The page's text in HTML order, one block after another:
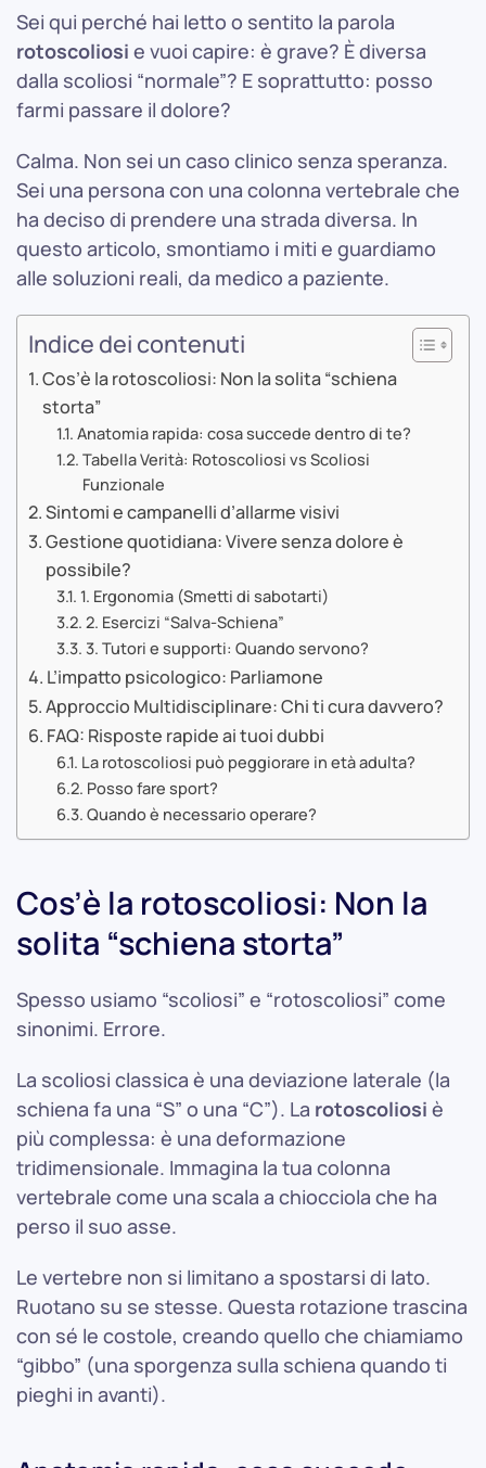
Sei qui perché hai letto o sentito la parola
rotoscoliosi e vuoi capire: è grave? È diversa
dalla scoliosi “normale”? E soprattutto: posso
farmi passare il dolore?
Calma. Non sei un caso clinico senza speranza.
Sei una persona con una colonna vertebrale che
ha deciso di prendere una strada diversa. In
questo articolo, smontiamo i miti e guardiamo
alle soluzioni reali, da medico a paziente.
Indice dei contenuti
Cos’è la rotoscoliosi: Non la solita “schiena
storta”
Anatomia rapida: cosa succede dentro di te?
Tabella Verità: Rotoscoliosi vs Scoliosi
Funzionale
Sintomi e campanelli d’allarme visivi
Gestione quotidiana: Vivere senza dolore è
possibile?
1. Ergonomia (Smetti di sabotarti)
2. Esercizi “Salva-Schiena”
3. Tutori e supporti: Quando servono?
L’impatto psicologico: Parliamone
Approccio Multidisciplinare: Chi ti cura davvero?
FAQ: Risposte rapide ai tuoi dubbi
La rotoscoliosi può peggiorare in età adulta?
Posso fare sport?
Quando è necessario operare?
Cos’è la rotoscoliosi: Non la
solita “schiena storta”
Spesso usiamo “scoliosi” e “rotoscoliosi” come
sinonimi. Errore.
La scoliosi classica è una deviazione laterale (la
schiena fa una “S” o una “C”). La rotoscoliosi è
più complessa: è una deformazione
tridimensionale. Immagina la tua colonna
vertebrale come una scala a chiocciola che ha
perso il suo asse.
Le vertebre non si limitano a spostarsi di lato.
Ruotano su se stesse. Questa rotazione trascina
con sé le costole, creando quello che chiamiamo
“gibbo” (una sporgenza sulla schiena quando ti
pieghi in avanti).